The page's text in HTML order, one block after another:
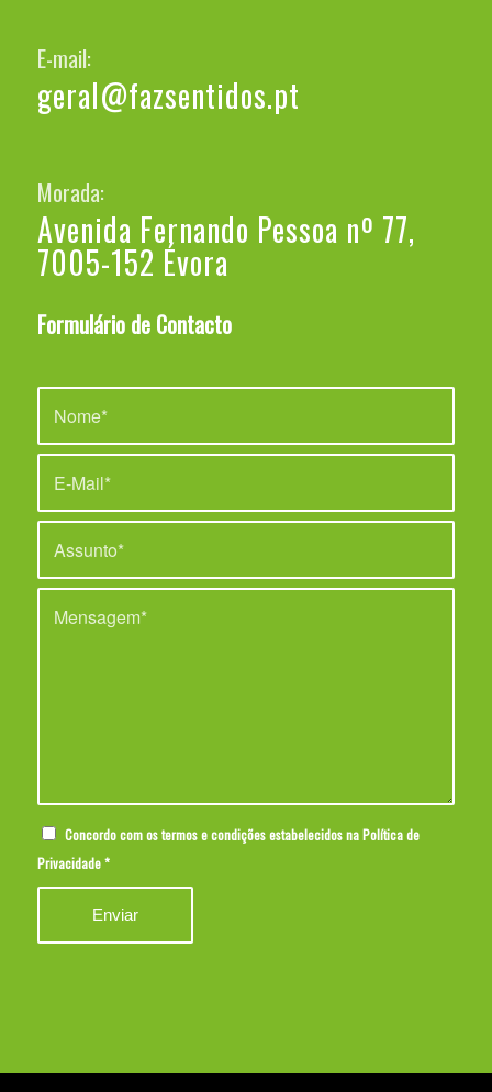
E-mail:
geral@fazsentidos.pt
Morada:
Avenida Fernando Pessoa nº 77,
7005-152 Évora
Formulário de Contacto
Concordo com os termos e condições estabelecidos naPolítica de
Privacidade *